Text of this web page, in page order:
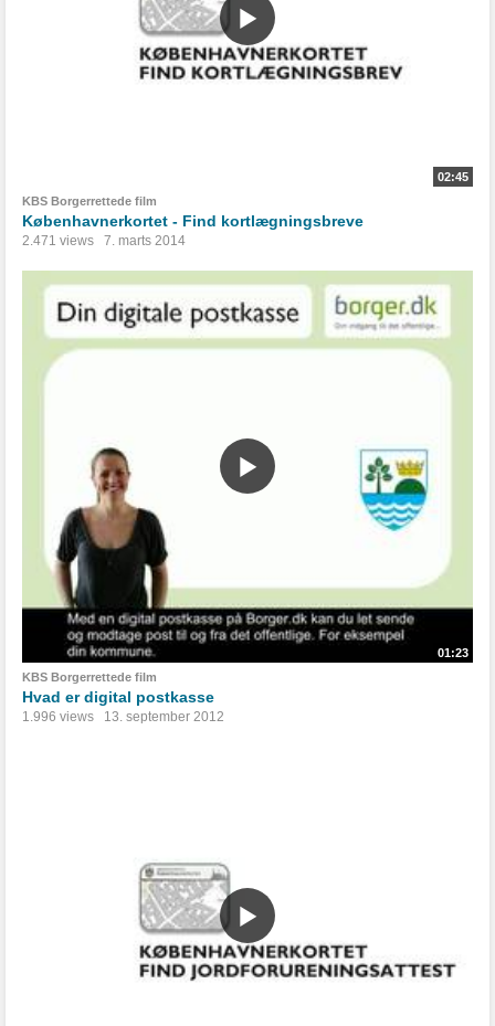
02:45
KBS Borgerrettede film
Københavnerkortet - Find kortlægningsbreve
2.471 views 7. marts 2014
01:23
KBS Borgerrettede film
Hvad er digital postkasse
1.996 views 13. september 2012